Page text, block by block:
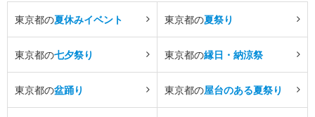
東京都の夏休みイベント 東京都の夏祭り
東京都の七夕祭り 東京都の縁日・納涼祭
東京都の盆踊り 東京都の屋台のある夏祭り